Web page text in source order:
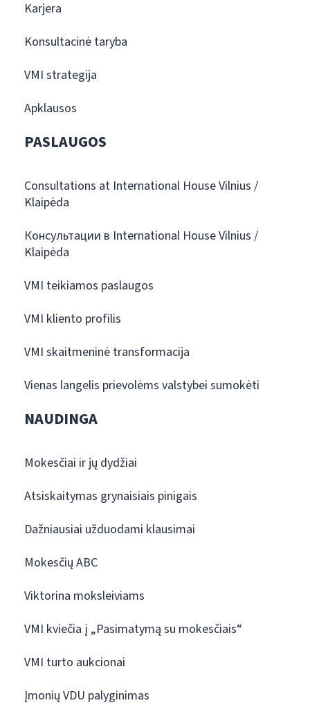
Karjera
Konsultacinė taryba
VMI strategija
Apklausos
PASLAUGOS
Consultations at International House Vilnius /
Klaipėda
Консультации в International House Vilnius /
Klaipėda
VMI teikiamos paslaugos
VMI kliento profilis
VMI skaitmeninė transformacija
Vienas langelis prievolėms valstybei sumokėti
NAUDINGA
Mokesčiai ir jų dydžiai
Atsiskaitymas grynaisiais pinigais
Dažniausiai užduodami klausimai
Mokesčių ABC
Viktorina moksleiviams
VMI kviečia į „Pasimatymą su mokesčiais“
VMI turto aukcionai
Įmonių VDU palyginimas